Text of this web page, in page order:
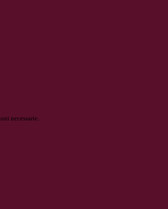
necessarie.